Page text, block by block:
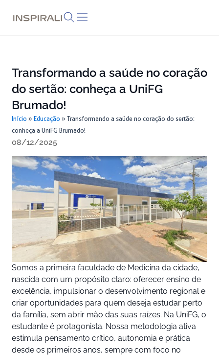
Transformando a saúde no coração
do sertão: conheça a UniFG
Brumado!
Início » Educação » Transformando a saúde no coração do sertão:
conheça a UniFG Brumado!
08/12/2025
Somos a primeira faculdade de Medicina da cidade,
nascida com um propósito claro: oferecer ensino de
excelência, impulsionar o desenvolvimento regional e
criar oportunidades para quem deseja estudar perto
da família, sem abrir mão das suas raízes. Na UniFG, o
estudante é protagonista. Nossa metodologia ativa
estimula pensamento crítico, autonomia e prática
desde os primeiros anos, sempre com foco no